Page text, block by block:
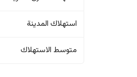
استهلاك المدينة
متوسط الاستهلاك